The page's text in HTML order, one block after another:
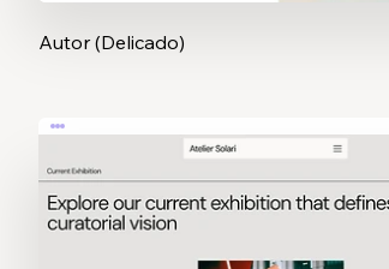
Autor (Delicado)